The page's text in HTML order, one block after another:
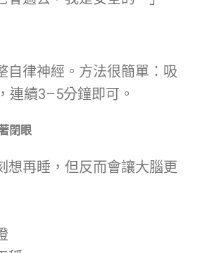
自律神經。方法很簡單：吸
連續3–5分鐘即可。
閉眼
想再睡，但反而會讓大腦更